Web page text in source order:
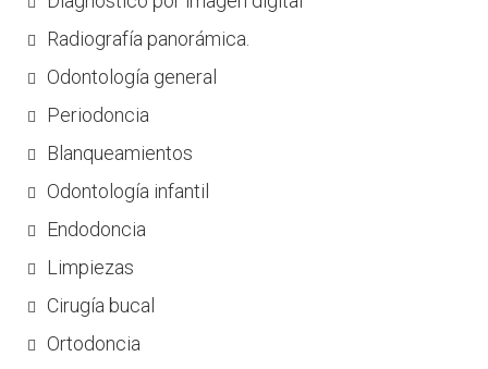
Radiografía panorámica.
Odontología general
Periodoncia
Blanqueamientos
Odontología infantil
Endodoncia
Limpiezas
Cirugía bucal
Ortodoncia